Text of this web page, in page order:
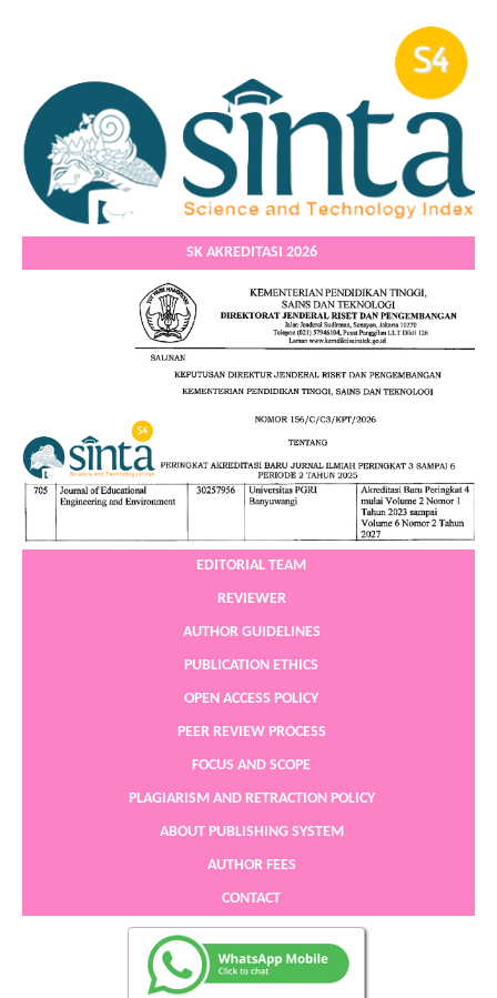
SK AKREDITASI 2026
EDITORIAL TEAM
REVIEWER
AUTHOR GUIDELINES
PUBLICATION ETHICS
OPEN ACCESS POLICY
PEER REVIEW PROCESS
FOCUS AND SCOPE
PLAGIARISM AND RETRACTION POLICY
ABOUT PUBLISHING SYSTEM
AUTHOR FEES
CONTACT